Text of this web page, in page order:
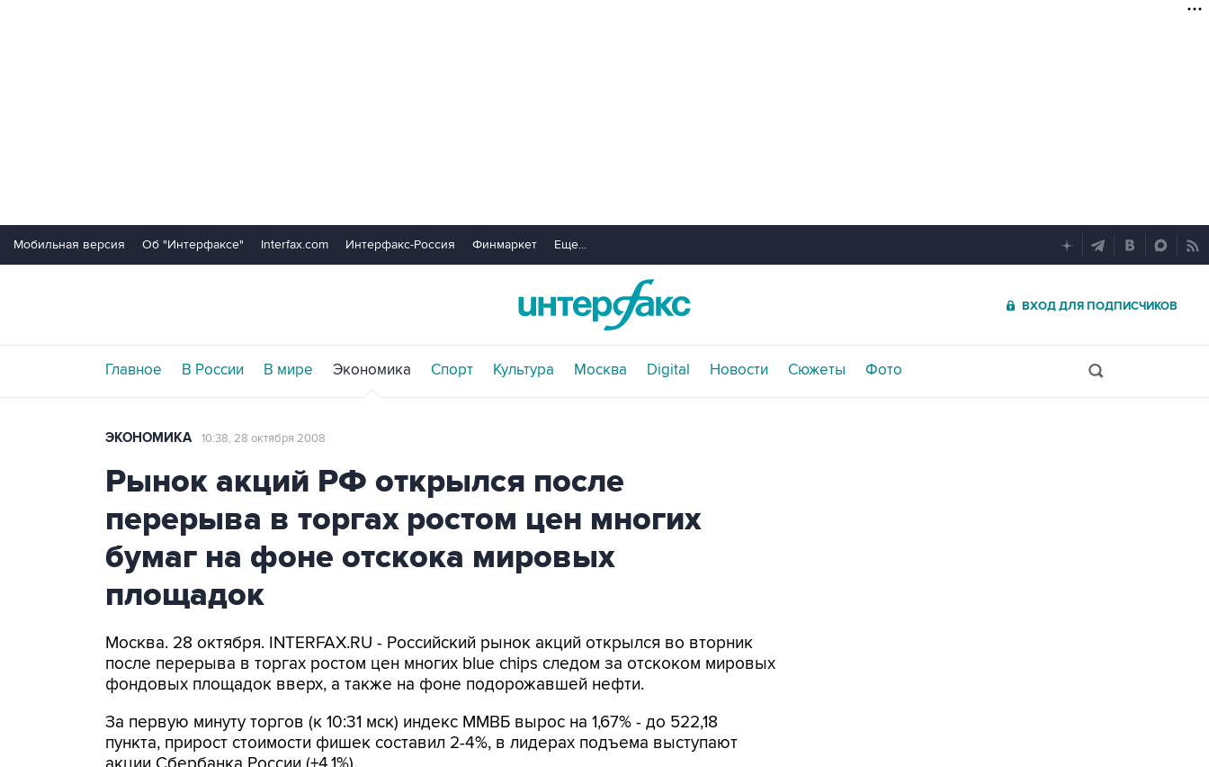
Мобильная версия Об "Интерфаксе" Interfax.com Интерфакс-Россия Финмаркет Еще...
ВХОД ДЛЯ ПОДПИСЧИКОВ
Главное В России В мире Экономика Спорт Культура Москва Digital Новости Сюжеты Фото
ЭКОНОМИКА 10:38, 28 октября 2008
Рынок акций РФ открылся после
перерыва в торгах ростом цен многих
бумаг на фоне отскока мировых
площадок
Москва. 28 октября. INTERFAX.RU - Российский рынок акций открылся во вторник
после перерыва в торгах ростом цен многих blue chips следом за отскоком мировых
фондовых площадок вверх, а также на фоне подорожавшей нефти.
За первую минуту торгов (к 10:31 мск) индекс ММВБ вырос на 1,67% - до 522,18
пункта, прирост стоимости фишек составил 2-4%, в лидерах подъема выступают